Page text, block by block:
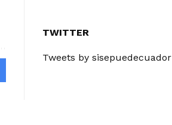
TWITTER
Tweets by sisepuedecuador